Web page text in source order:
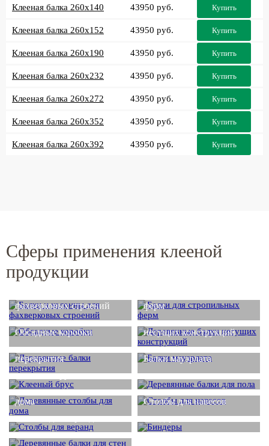
Клееная балка 260x140 43950 руб. Купить
Клееная балка 260x152 43950 руб. Купить
Клееная балка 260x190 43950 руб. Купить
Клееная балка 260x232 43950 руб. Купить
Клееная балка 260x272 43950 руб. Купить
Клееная балка 260x352 43950 руб. Купить
Клееная балка 260x392 43950 руб. Купить
Сферы применения клееной
продукции
фахверковых строений
ферм
Обсадные коробки
Деревянные балки
несущих конструкций
Деревянные балки
перекрытия
Балки мауэрлата
Клееный брус
Деревянные балки для
пола
Деревянные столбы для
дома
Столбы для навесов
Столбы для веранд
Биндеры
Деревянные балки для
стен